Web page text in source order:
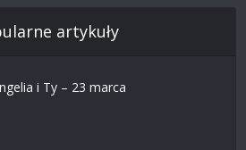
artykuły
i Ty – 23 marca